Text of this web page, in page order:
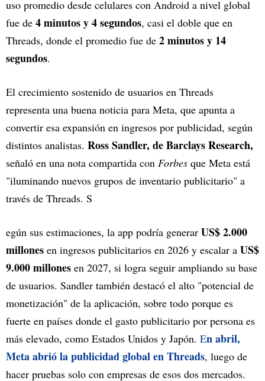
uso promedio desde celulares con Android a nivel global
fue de 4 minutos y 4 segundos, casi el doble que en
Threads, donde el promedio fue de 2 minutos y 14
segundos.
El crecimiento sostenido de usuarios en Threads
representa una buena noticia para Meta, que apunta a
convertir esa expansión en ingresos por publicidad, según
distintos analistas. Ross Sandler, de Barclays Research,
señaló en una nota compartida con Forbes que Meta está
"iluminando nuevos grupos de inventario publicitario" a
través de Threads. S
egún sus estimaciones, la app podría generar US$ 2.000
millones en ingresos publicitarios en 2026 y escalar a US$
9.000 millones en 2027, si logra seguir ampliando su base
de usuarios. Sandler también destacó el alto "potencial de
monetización" de la aplicación, sobre todo porque es
fuerte en países donde el gasto publicitario por persona es
más elevado, como Estados Unidos y Japón. En abril,
Meta abrió la publicidad global en Threads, luego de
hacer pruebas solo con empresas de esos dos mercados.